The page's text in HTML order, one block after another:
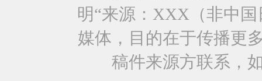
明“来源：XXX（非中
媒体，目的在于传播更
稿件来源方联系，